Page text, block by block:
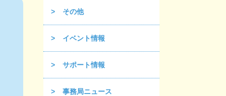
その他
イベント情報
サポート情報
事務局ニュース